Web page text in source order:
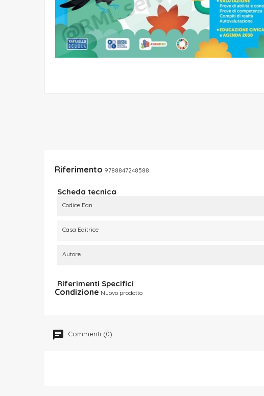
Riferimento 9788847248588
Scheda tecnica
Codice Ean
Casa Editrice
Autore
Riferimenti Specifici
Condizione Nuovo prodotto
Commenti (0)